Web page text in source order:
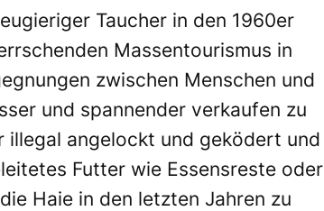
Taucher in den 1960er
Massentourismus in
zwischen Menschen und
und spannender verkaufen zu
illegal angelockt und geködert und
Futter wie Essensreste oder
Haie in den letzten Jahren zu